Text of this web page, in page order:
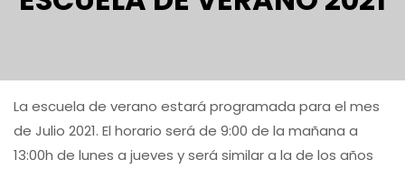
La escuela de verano estará programada para el mes
de Julio 2021. El horario será de 9:00 de la mañana a
13:00h de lunes a jueves y será similar a la de los años